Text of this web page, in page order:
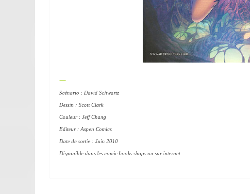
—
Scénario : David Schwartz
Dessin : Scott Clark
Couleur : Jeff Chang
Editeur : Aspen Comics
Date de sortie : Juin 2010
Disponible dans les comic books shops ou sur internet